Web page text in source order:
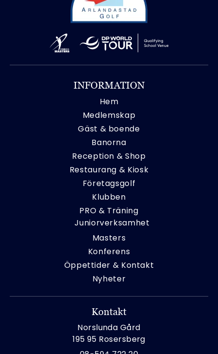
INFORMATION
Hem
Medlemskap
Gäst & boende
Banorna
Reception & Shop
Restaurang & Kiosk
Företagsgolf
Klubben
PRO & Träning
Juniorverksamhet
Masters
Konferens
Öppettider & Kontakt
Nyheter
Kontakt
Norslunda Gård
195 95 Rosersberg